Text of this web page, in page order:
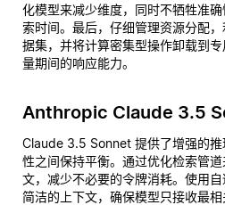
化模型来减少维度，同时不牺牲准
索时间。最后，仔细管理资源分配
据集，并将计算密集型操作卸载到
量期间的响应能力。
Anthropic Claude 3.5
Claude 3.5 Sonnet 提供了增强的
性之间保持平衡。通过优化检索管
文，减少不必要的令牌消耗。使用
简洁的上下文，确保模型只接收最